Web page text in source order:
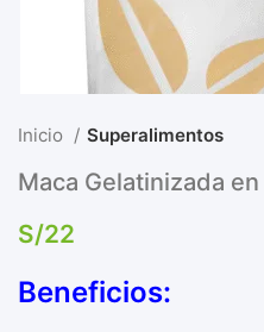
Inicio Superalimentos
Maca Gelatinizada
S/22
Beneficios: